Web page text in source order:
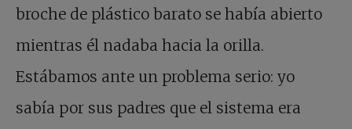
broche de plástico barato se había abierto
mientras él nadaba hacia la orilla.
Estábamos ante un problema serio: yo
sabía por sus padres que el sistema era